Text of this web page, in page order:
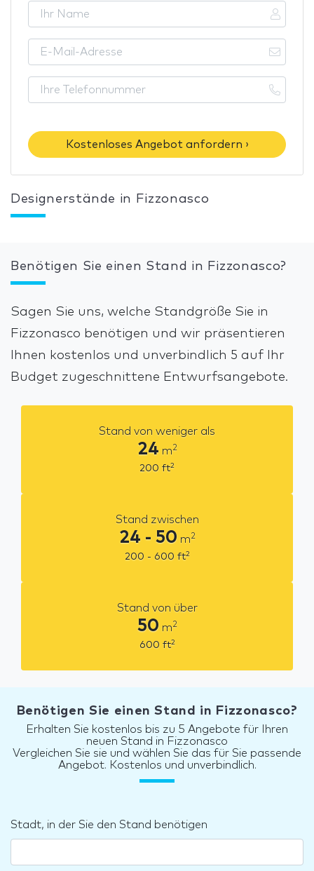
Kostenloses Angebot anfordern ›
Designerstände in Fizzonasco
Benötigen Sie einen Stand in Fizzonasco?
Sagen Sie uns, welche Standgröße Sie in
Fizzonasco benötigen und wir präsentieren
Ihnen kostenlos und unverbindlich 5 auf Ihr
Budget zugeschnittene Entwurfsangebote.
Stand von weniger als
24 m2
200 ft2
Stand zwischen
24 - 50 m2
200 - 600 ft2
Stand von über
50 m2
600 ft2
Benötigen Sie einen Stand in Fizzonasco?
Erhalten Sie kostenlos bis zu 5 Angebote für Ihren
neuen Stand in Fizzonasco
Vergleichen Sie sie und wählen Sie das für Sie passende
Angebot. Kostenlos und unverbindlich.
Stadt, in der Sie den Stand benötigen